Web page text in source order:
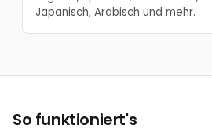
Japanisch, Arabisch und mehr.
So funktioniert's